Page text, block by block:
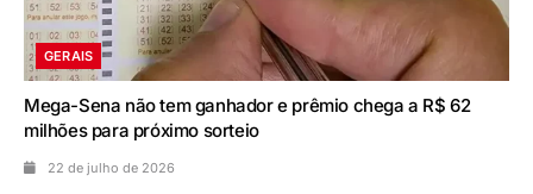
GERAIS
Mega-Sena não tem ganhador e prêmio chega a R$ 62
milhões para próximo sorteio
22 de julho de 2026